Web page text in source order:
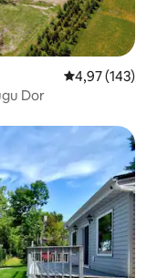
Prosečna
4,97 (143)
u skrovitom okrugu Dor